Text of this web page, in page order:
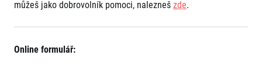
dm rodinná míle
Running Doctors
Běžím pro stromy
Užitečné
O nás
Kontakt
Pro veřejnost
můžeš jako dobrovolník pomoci, naleznešzde.
Online formulář: